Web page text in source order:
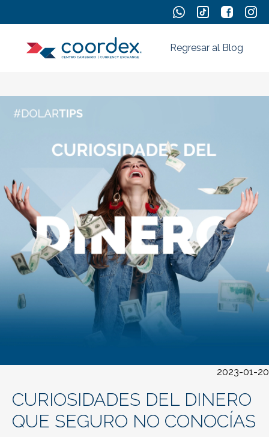
Regresar al Blog
2023-01-20
CURIOSIDADES DEL DINERO
QUE SEGURO NO CONOCÍAS